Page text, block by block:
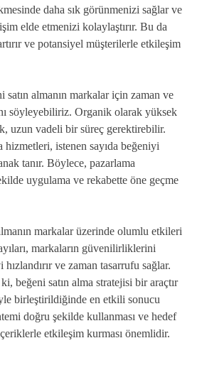
daha sık görünmenizi sağlar ve
elde etmenizi kolaylaştırır. Bu da
ve potansiyel müşterilerle etkileşim
satın almanın markalar için zaman ve
söyleyebiliriz. Organik olarak yüksek
uzun vadeli bir süreç gerektirebilir.
hizmetleri, istenen sayıda beğeniyi
tanır. Böylece, pazarlama
uygulama ve rekabette öne geçme
markalar üzerinde olumlu etkileri
markaların güvenilirliklerini
ve zaman tasarrufu sağlar.
beğeni satın alma stratejisi bir araçtır
birleştirildiğinde en etkili sonucu
doğru şekilde kullanması ve hedef
etkileşim kurması önemlidir.